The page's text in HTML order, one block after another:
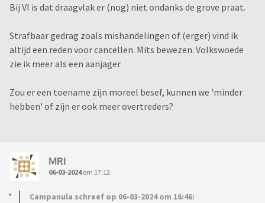
Bij VI is dat draagvlak er (nog) niet ondanks de grove praat.
Strafbaar gedrag zoals mishandelingen of (erger) vind ik
altijd een reden voor cancellen. Mits bewezen. Volkswoede
zie ik meer als een aanjager
Zou er een toename zijn moreel besef, kunnen we 'minder
hebben' of zijn er ook meer overtreders?
MRI
06-03-2024om 17:12
Campanula schreef op 06-03-2024 om 16:46: